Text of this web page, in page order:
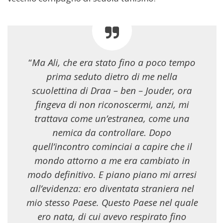
“Ma Ali, che era stato fino a poco tempo
prima seduto dietro di me nella
scuolettina di Draa – ben – Jouder, ora
fingeva di non riconoscermi, anzi, mi
trattava come un’estranea, come una
nemica da controllare. Dopo
quell’incontro cominciai a capire che il
mondo attorno a me era cambiato in
modo definitivo. E piano piano mi arresi
all’evidenza: ero diventata straniera nel
mio stesso Paese. Questo Paese nel quale
ero nata, di cui avevo respirato fino